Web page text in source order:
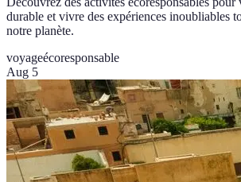
durable et vivre des expériences inoubliables
notre planète.
voyageécoresponsable
Aug 5